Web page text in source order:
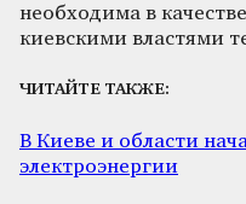
необходима в
киевскими властями
ЧИТАЙТЕ ТАКЖЕ:
В Киеве и области
электроэнергии